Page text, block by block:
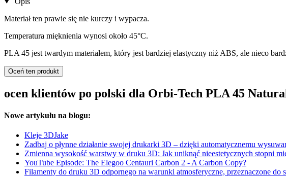
Materiał ten prawie się nie kurczy i wypacza.
Temperatura mięknienia wynosi około 45°C.
PLA 45 jest twardym materiałem, który jest bardziej elastyczny niż ABS, ale nieco
Oceń ten produkt
ocen klientów po polski dla Orbi-Tech PLA 45
Nowe artykułu na blogu:
Kleje 3DJake
Zadbaj o płynne działanie swojej drukarki 3D – dzięki automatycznemu
Zmienna wysokość warstwy w druku 3D: Jak uniknąć nieestetycznych stopni
YouTube Episode: The Elegoo Centauri Carbon 2 - A Carbon Copy?
Filamenty do druku 3D odpornego na warunki atmosferyczne, przeznaczone do